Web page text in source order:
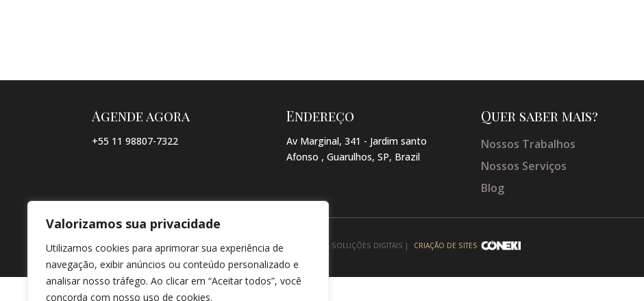
Valorizamos sua privacidade
Utilizamos cookies para aprimorar sua experiência de
navegação, exibir anúncios ou conteúdo personalizado e
analisar nosso tráfego. Ao clicar em “Aceitar todos”, você
concorda com nosso uso de cookies.
Agende agora
+55 11 98807-7322
Endereço
Av Marginal, 341 - Jardim santo
Afonso , Guarulhos, SP, Brazil
Quer saber mais?
Nossos Trabalhos
Nossos Serviços
Blog
© COPYRIGHT 2026 → JACQUELINE VIEIRA MAKEUP → POR: CONEKI - SOLUÇÕES DIGITAIS | CRIAÇÃO DE SITES